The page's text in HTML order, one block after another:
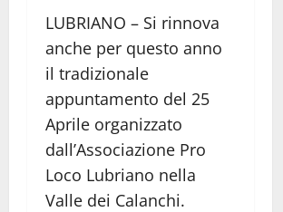
LUBRIANO – Si rinnova
anche per questo anno
il tradizionale
appuntamento del 25
Aprile organizzato
dall’Associazione Pro
Loco Lubriano nella
Valle dei Calanchi.